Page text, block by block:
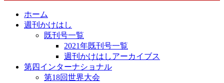
ホーム
週刊かけはし
既刊号一覧
2021年既刊号一覧
週刊かけはしアーカイブス
第四インターナショナル
第18回世界大会